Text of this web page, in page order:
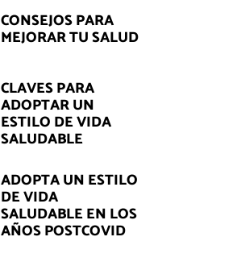
CONSEJOS PARA
MEJORAR TU SALUD
CLAVES PARA
ADOPTAR UN
ESTILO DE VIDA
SALUDABLE
ADOPTA UN ESTILO
DE VIDA
SALUDABLE EN LOS
AÑOS POSTCOVID